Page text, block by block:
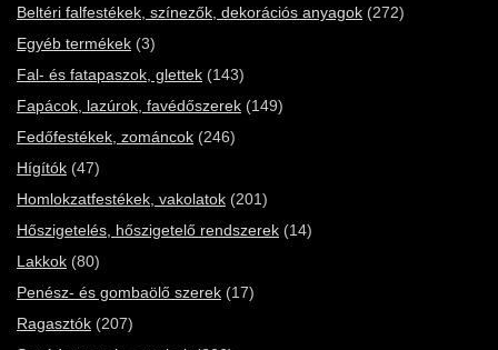
Beltéri falfestékek, színezők, dekorációs anyagok (272)
Egyéb termékek (3)
Fal- és fatapaszok, glettek (143)
Fapácok, lazúrok, favédőszerek (149)
Fedőfestékek, zománcok (246)
Hígítók (47)
Homlokzatfestékek, vakolatok (201)
Hőszigetelés, hőszigetelő rendszerek (14)
Lakkok (80)
Penész- és gombaölő szerek (17)
Ragasztók (207)